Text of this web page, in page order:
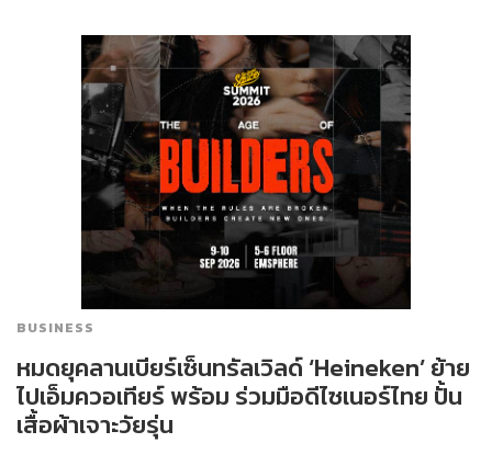
BUSINESS
หมดยุคลานเบียร์เซ็นทรัลเวิลด์ ‘Heineken’ ย้าย
ไปเอ็มควอเทียร์ พร้อม ร่วมมือดีไซเนอร์ไทย ปั้น
เสื้อผ้าเจาะวัยรุ่น